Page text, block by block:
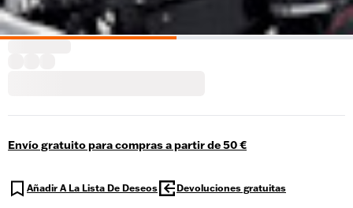
Envío gratuito para compras a partir de 50 €
Añadir A La Lista De Deseos Devoluciones gratuitas